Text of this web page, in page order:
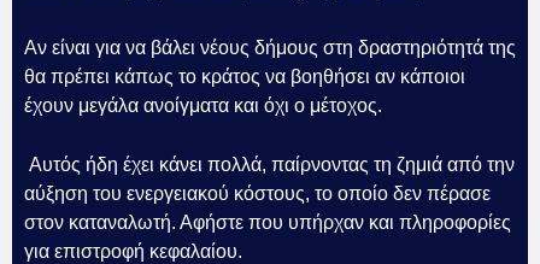
Αν είναι για να βάλει νέους δήμους στη δραστηριότητά της
θα πρέπει κάπως το κράτος να βοηθήσει αν κάποιοι
έχουν μεγάλα ανοίγματα και όχι ο μέτοχος.
Αυτός ήδη έχει κάνει πολλά, παίρνοντας τη ζημιά από την
αύξηση του ενεργειακού κόστους, το οποίο δεν πέρασε
στον καταναλωτή. Αφήστε που υπήρχαν και πληροφορίες
για επιστροφή κεφαλαίου.